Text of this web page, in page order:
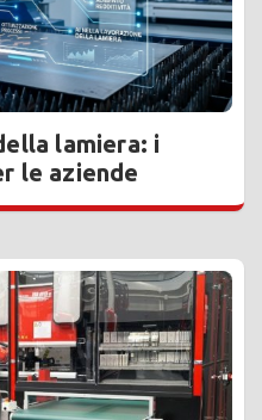
lamiera: i
le aziende